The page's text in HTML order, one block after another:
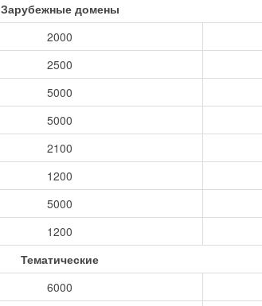
Зарубежные домены
2000
2500
5000
5000
2100
1200
5000
1200
Тематические
6000